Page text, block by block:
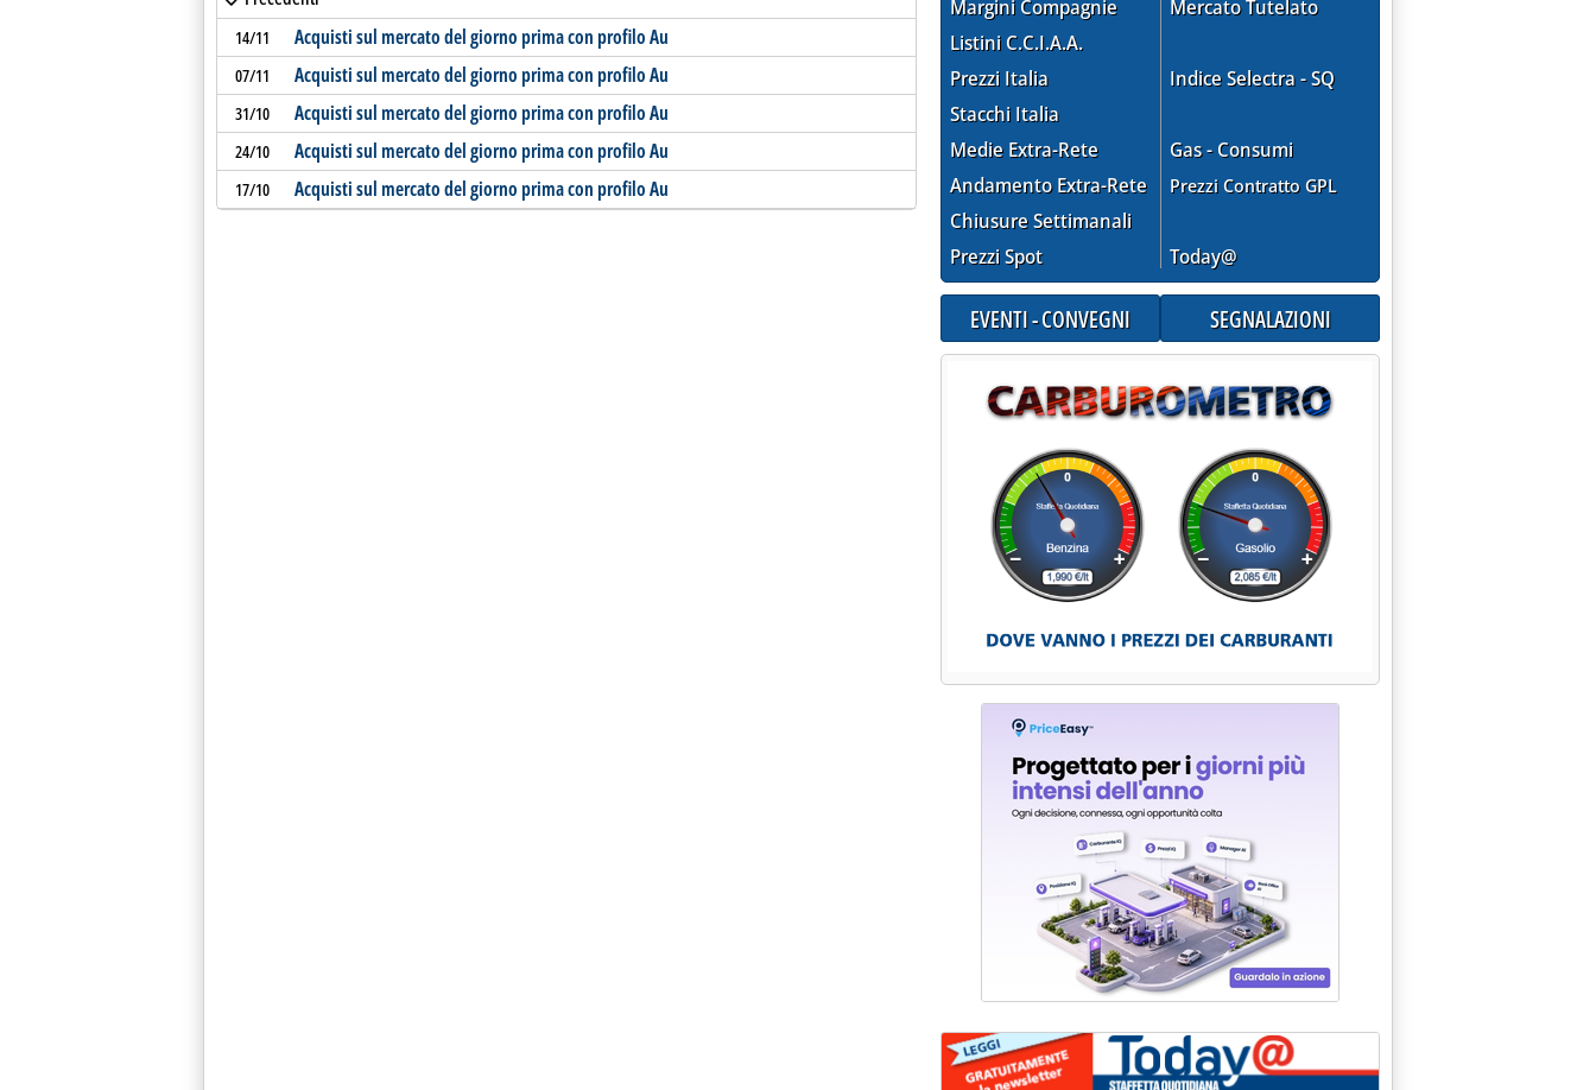
14/11 Acquisti sul mercato del giorno prima con profilo Au
07/11 Acquisti sul mercato del giorno prima con profilo Au
31/10 Acquisti sul mercato del giorno prima con profilo Au
24/10 Acquisti sul mercato del giorno prima con profilo Au
17/10 Acquisti sul mercato del giorno prima con profilo Au
Margini Compagnie
Listini C.C.I.A.A.
Prezzi Italia
Stacchi Italia
Medie Extra-Rete
Andamento Extra-Rete
Chiusure Settimanali
Prezzi Spot
Mercato Tutelato
Indice Selectra - SQ
Gas - Consumi
Prezzi Contratto GPL
Today@
EVENTI - CONVEGNI SEGNALAZIONI